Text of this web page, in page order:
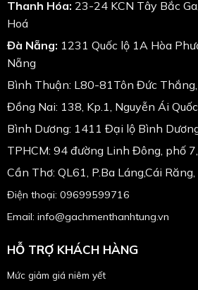
Thanh Hóa: 23-24 KCN Tây Bắc
Hoá
Đà Nẵng: 1231 Quốc lộ 1A Hòa
Nẵng
Bình Thuận: L80-81Tôn Đức
Đồng Nai: 138, Kp.1, Nguyễn Ái
Bình Dương: 1411 Đại lộ Bình
TPHCM: 94 đường Linh Đông, phố
Cần Thơ: QL61, P.Ba Láng,Cái
Điện thoại: 09699599716
Email: info@gachmenthanhtung.vn
HỖ TRỢ KHÁCH HÀNG
Mức giảm giá niêm yết